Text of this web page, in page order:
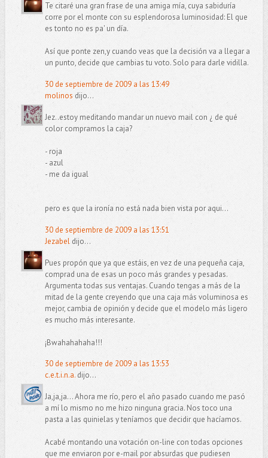
Te citaré una gran frase de una amiga mía, cuya sabiduría
corre por el monte con su esplendorosa luminosidad: El que
es tonto no es pa' un día.
Así que ponte zen,y cuando veas que la decisión va a llegar a
un punto, decide que cambias tu voto. Solo para darle vidilla.
30 de septiembre de 2009 a las 13:49
molinos dijo...
Jez..estoy meditando mandar un nuevo mail con ¿ de qué
color compramos la caja?
- roja
- azul
- me da igual
pero es que la ironía no está nada bien vista por aqui...
30 de septiembre de 2009 a las 13:51
Jezabeldijo...
Pues propón que ya que estáis, en vez de una pequeña caja,
comprad una de esas un poco más grandes y pesadas.
Argumenta todas sus ventajas. Cuando tengas a más de la
mitad de la gente creyendo que una caja más voluminosa es
mejor, cambia de opinión y decide que el modelo más ligero
es mucho más interesante.
¡Bwahahahaha!!!
30 de septiembre de 2009 a las 13:53
c.e.t.i.n.a.dijo...
Ja,ja,ja... Ahora me río, pero el año pasado cuando me pasó
a mí lo mismo no me hizo ninguna gracia. Nos toco una
pasta a las quinielas y teníamos que decidir que hacíamos.
Acabé montando una votación on-line con todas opciones
que me enviaron por e-mail por absurdas que pudiesen